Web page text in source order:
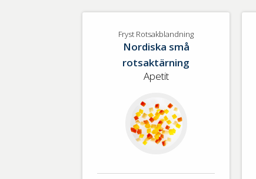
Fryst Rotsakblandning
Nordiska små
rotsaktärning
Apetit